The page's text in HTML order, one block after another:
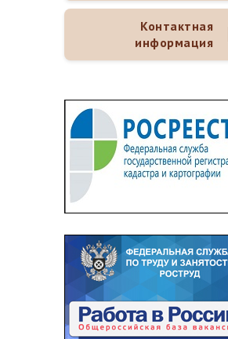
Контактная
информация